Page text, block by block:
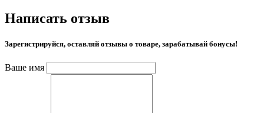
Написать отзыв
Зарегистрируйся, оставляй отзывы о товаре, зарабатывай бонусы!
Ваше имя